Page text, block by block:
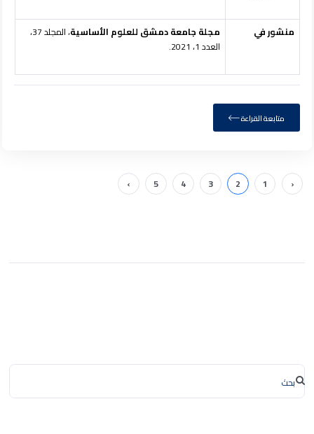
منشور في مجلة جامعة دمشق للعلوم الأساسية
، المجلد 37،
العدد 1، 2021.
متابعة القراءة
‹
1
2
3
4
5
›